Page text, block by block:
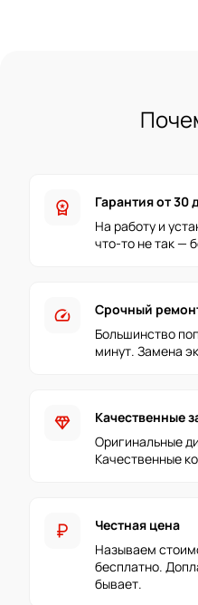
workspace_premium
Гарантия от 30
На работу и
что-то не так —
speed
Срочный
Большинство
минут. Замена
diamond
Качественные
Оригинальные
Качественные
currency_ruble
Честная цена
Называем
бесплатно.
бывает.